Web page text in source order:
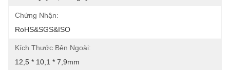
Chứng Nhận:
RoHS&SGS&ISO
Kích Thước Bên Ngoài:
12,5 * 10,1 * 7,9mm